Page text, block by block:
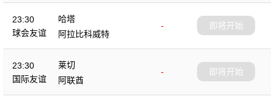
23:30
球会友谊
哈塔
-
阿拉比科威特
即将开始
23:30
国际友谊
莱切
-
阿联酋
即将开始